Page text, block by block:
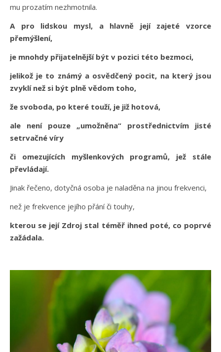
mu prozatím nezhmotnila.
A pro lidskou mysl, a hlavně její zajeté vzorce
přemýšlení,
je mnohdy přijatelnější být v pozici této bezmoci,
jelikož je to známý a osvědčený pocit, na který jsou
zvyklí než si být plně vědom toho,
že svoboda, po které touží, je již hotová,
ale není pouze „umožněna“ prostřednictvím jisté
setrvačné víry
či omezujících myšlenkových programů, jež stále
převládají.
Jinak řečeno, dotyčná osoba je naladěna na jinou frekvenci,
než je frekvence jejího přání či touhy,
kterou se její Zdroj stal téměř ihned poté, co poprvé
zažádala.